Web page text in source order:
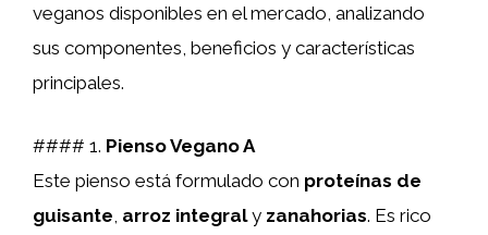
veganos disponibles en el mercado, analizando
sus componentes, beneficios y características
principales.
#### 1. Pienso Vegano A
Este pienso está formulado con proteínas de
guisante arroz integraly zanahorias. Es rico